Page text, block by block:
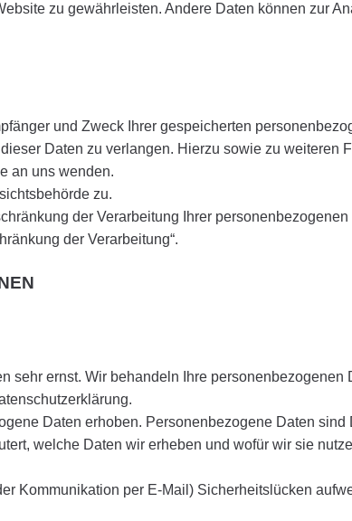
zu gewährleisten. Andere Daten können zur
und Zweck Ihrer gespeicherten
Daten zu verlangen. Hierzu sowie zu weiteren
an uns wenden.
zu.
der Verarbeitung Ihrer
der Verarbeitung“.
sehr ernst. Wir behandeln Ihre personenbezogenen
Daten erhoben. Personenbezogene Daten sind
welche Daten wir erheben und wofür wir sie
Kommunikation per E-Mail) Sicherheitslücken